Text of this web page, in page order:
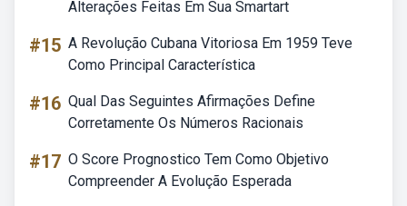
Alterações Feitas Em Sua Smartart
#15 A Revolução Cubana Vitoriosa Em 1959 Teve
Como Principal Característica
#16 Qual Das Seguintes Afirmações Define
Corretamente Os Números Racionais
#17 O Score Prognostico Tem Como Objetivo
Compreender A Evolução Esperada